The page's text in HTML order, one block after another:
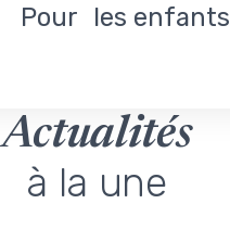
Pour les enfants
Actualités
à la une